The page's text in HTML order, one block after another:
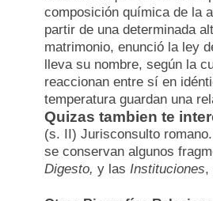
composición química de la
partir de una determinada
matrimonio, enunció la ley
lleva su nombre, según la
reaccionan entre sí en
temperatura guardan una
Quizas tambien te
(s. II) Jurisconsulto
se conservan algunos
Digesto, y las Instituciones,